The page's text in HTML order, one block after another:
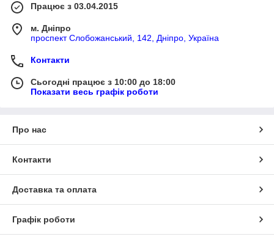
Працює з 03.04.2015
м. Дніпро
проспект Слобожанський, 142, Дніпро, Україна
Контакти
Сьогодні працює з 10:00 до 18:00
Показати весь графік роботи
Про нас
Контакти
Доставка та оплата
Графік роботи